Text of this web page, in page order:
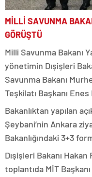
MİLLİ SAVUNMA
GÖRÜŞTÜ
Milli Savunma Bakanı
yönetimin Dışişleri
Savunma Bakanı
Teşkilatı Başkanı
Bakanlıktan yapılan
Şeybani’nin Ankara
Bakanlığındaki 3+3
Dışişleri Bakanı
toplantıda MİT